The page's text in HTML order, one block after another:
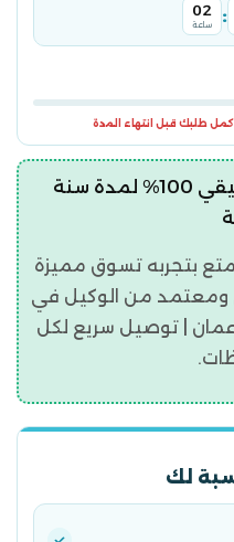
02
ساعة :
أكمل طلبك قبل انتهاء المدة
توصيل سريع | ضمان حقيقي 100% لمدة سنة
بتجربه تسوق مميزة
من الوكيل في
عمان | توصيل سريع لكل
لك